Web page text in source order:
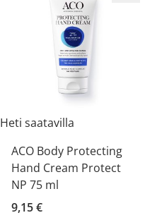
Heti saatavilla
ACO Body Protecting
Hand Cream Protect
NP 75 ml
9,15 €